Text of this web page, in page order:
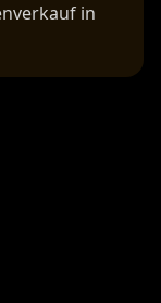
in